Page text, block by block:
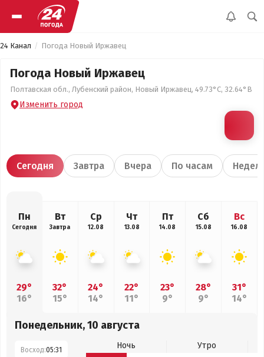
24 Канал Погода Новый Иржавец
Погода Новый Иржавец
Полтавская обл., Лубенский район, Новый Иржавец, 49.73°С, 32.64°В
Изменить город
Сегодня Завтра Вчера По часам
Пн
Сегодня
29°
16°
Вт
Завтра
32°
15°
Ср
12.08
24°
14°
Чт
13.08
22°
11°
Пт
14.08
23°
9°
Сб
15.08
28°
9°
Вс
16.08
31°
14°
Понедельник, 10 августа
Восход:05:31 Ночь
Утро